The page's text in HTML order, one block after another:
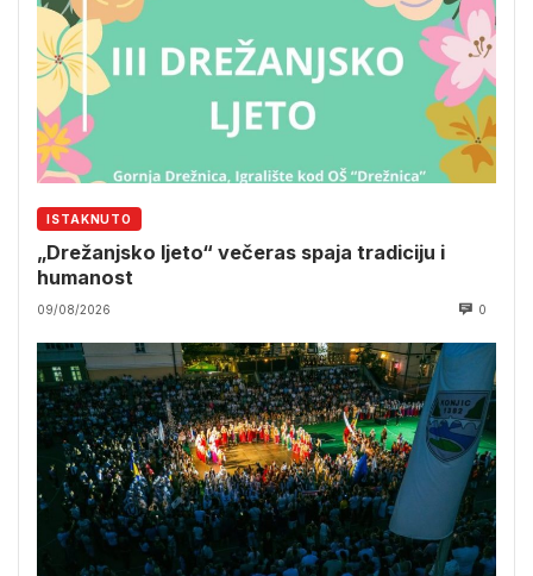
ISTAKNUTO
„Drežanjsko ljeto“ večeras spaja tradiciju i
humanost
09/08/2026 0